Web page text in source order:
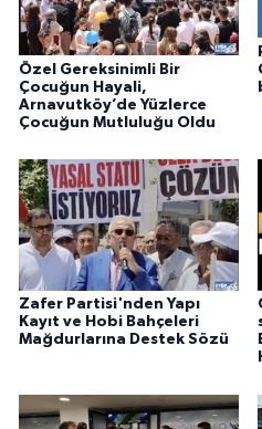
Özel Gereksinimli Bir
Çocuğun Hayali,
Arnavutköy’de Yüzlerce
Çocuğun Mutluluğu Oldu
Zafer Partisi'nden Yapı
Kayıt ve Hobi Bahçeleri
Mağdurlarına Destek Sözü